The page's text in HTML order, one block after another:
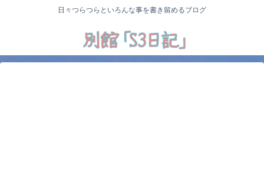
日々つらつらといろんな事を書き留めるブログ